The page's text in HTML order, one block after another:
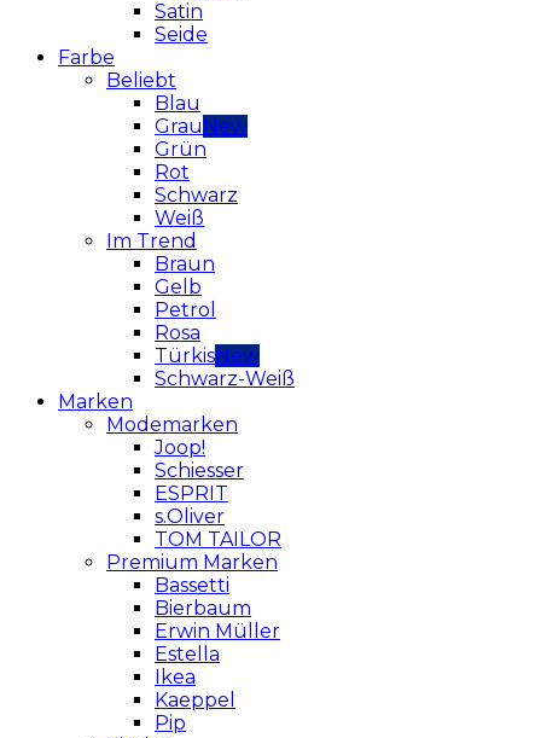
Satin
Seide
Farbe
Beliebt
Blau
Grau
Grün
Rot
Schwarz
Weiß
Im Trend
Braun
Gelb
Petrol
Rosa
Türkis
Schwarz-Weiß
Marken
Modemarken
Joop!
Schiesser
ESPRIT
s.Oliver
TOM TAILOR
Premium Marken
Bassetti
Bierbaum
Erwin Müller
Estella
Ikea
Kaeppel
Pip